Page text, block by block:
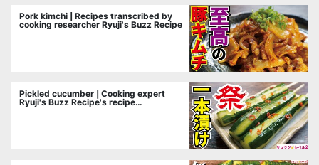
Pork kimchi | Recipes transcribed by
cooking researcher Ryuji's Buzz Recipe
Pickled cucumber | Cooking expert
Ryuji's Buzz Recipe's recipe